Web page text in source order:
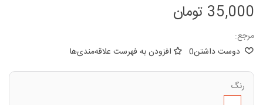
35,000 تومان
مرجع:
دوست داشتن0 افزودن به فهرست علاقه‌مندی‌ها
رنگ